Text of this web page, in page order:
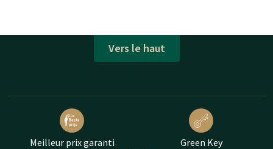
Vers le haut
Meilleur prix garanti Green Key